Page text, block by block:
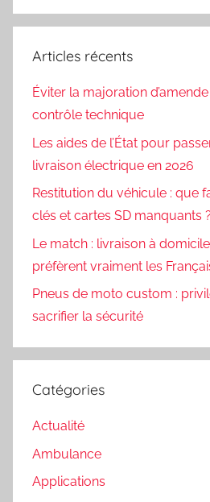
Articles récents
Éviter la majoration
contrôle technique
Les aides de l’État pour
livraison électrique en 2026
Restitution du véhicule : que
clés et cartes SD manquants ?
Le match : livraison à
préfèrent vraiment les
Pneus de moto custom :
sacrifier la sécurité
Catégories
Actualité
Ambulance
Applications